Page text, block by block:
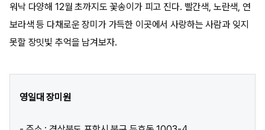
워낙 다양해 12월 초까지도 꽃송이가 피고 진다. 빨간색, 노란색, 연
보라색 등 다채로운 장미가 가득한 이곳에서 사랑하는 사람과 잊지
못할 장밋빛 추억을 남겨보자.
영일대 장미원